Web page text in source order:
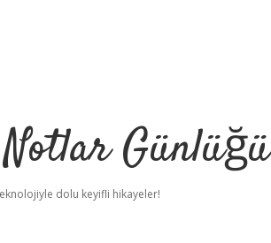
Günlüğü
dolu keyifli hikayeler!